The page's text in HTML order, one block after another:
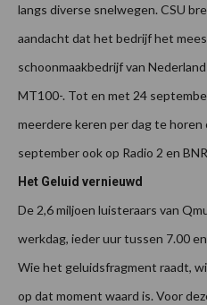
langs diverse snelwegen. CSU
aandacht dat het bedrijf het
schoonmaakbedrijf van
MT100-. Tot en met 24
meerdere keren per dag te horen
september ook op Radio 2 en
Het Geluid vernieuwd
De 2,6 miljoen luisteraars van
werkdag, ieder uur tussen 7.00
Wie het geluidsfragment raadt,
op dat moment waard is. Voor